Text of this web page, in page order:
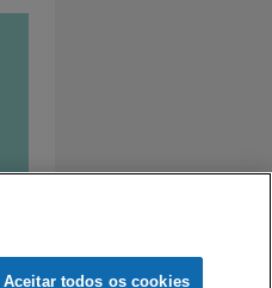
Aceitar todos os cookies